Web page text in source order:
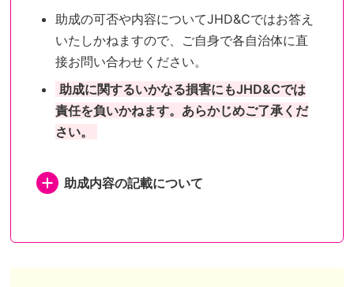
助成の可否や内容についてJHD&Cではお答え
いたしかねますので、ご自身で各自治体に直
接お問い合わせください。
助成に関するいかなる損害にもJHD&Cでは
責任を負いかねます。あらかじめご了承くだ
さい。
助成内容の記載について